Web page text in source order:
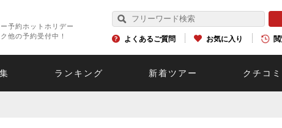
予約ホットホリデー
他の予約受付中！
よくあるご質問 お気に入り
ランキング 新着ツアー クチコミ